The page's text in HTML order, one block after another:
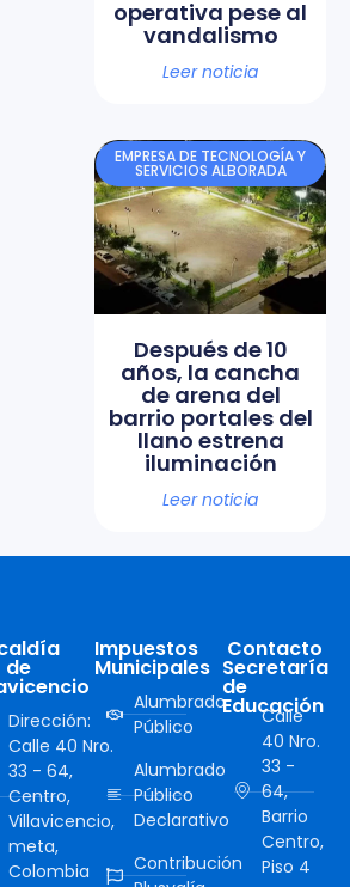
operativa pese al
vandalismo
Leer noticia
EMPRESA DE TECNOLOGÍA Y
SERVICIOS ALBORADA
Después de 10
años, la cancha
de arena del
barrio portales del
llano estrena
iluminación
Leer noticia
de
Dirección:
Calle 40 Nro.
33 - 64,
Centro,
Villavicencio,
meta,
Colombia
Impuestos
Municipales
Alumbrado
Público
Alumbrado
Público
Declarativo
Contribución
Contacto
Secretaría
de
Educación
Calle
40 Nro.
33 -
64,
Barrio
Centro,
Piso 4